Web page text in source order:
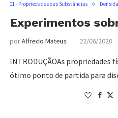
01 - Propriedades das Substâncias
Experimentos
porAlfredo Mateus 22/06/2020
INTRODUÇÃOAs propriedades
ótimo ponto de partida para